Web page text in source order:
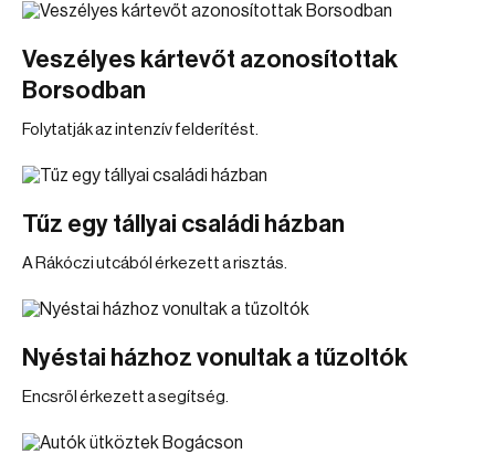
Veszélyes kártevőt azonosítottak
Borsodban
Folytatják az intenzív felderítést.
Tűz egy tállyai családi házban
A Rákóczi utcából érkezett a risztás.
Nyéstai házhoz vonultak a tűzoltók
Encsről érkezett a segítség.